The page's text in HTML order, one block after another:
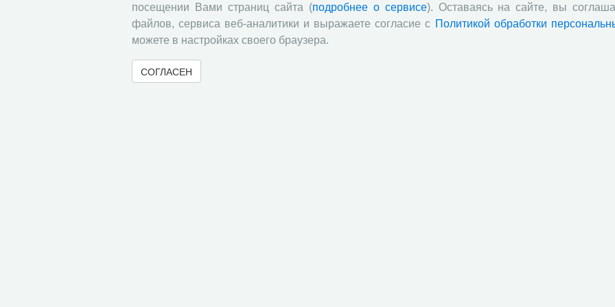
посещении Вами страниц сайта (подробнее о сервисе). Оставаясь на сайте, вы
файлов, сервиса веб-аналитики и выражаете согласие с Политикой обработки
можете в настройках своего браузера.
СОГЛАСЕН